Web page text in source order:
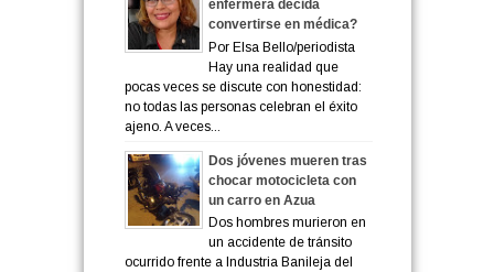
enfermera decida
convertirse en médica?
Por Elsa Bello/periodista
Hay una realidad que
pocas veces se discute con honestidad:
no todas las personas celebran el éxito
ajeno. A veces...
Dos jóvenes mueren tras
chocar motocicleta con
un carro en Azua
Dos hombres murieron en
un accidente de tránsito
ocurrido frente a Industria Banileja del